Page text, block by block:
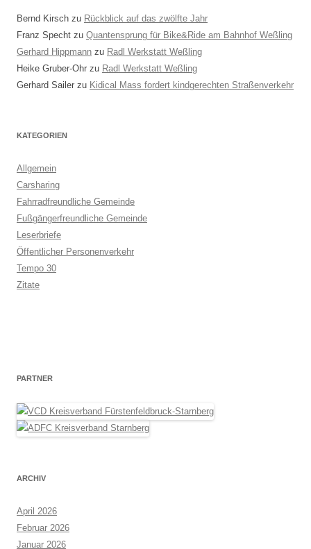
Bernd Kirsch zu Rückblick auf das zwölfte Jahr
Franz Specht zu Quantensprung für Bike&Ride am Bahnhof Weßling
Gerhard Hippmann zu Radl Werkstatt Weßling
Heike Gruber-Ohr zu Radl Werkstatt Weßling
Gerhard Sailer zu Kidical Mass fordert kindgerechten Straßenverkehr
KATEGORIEN
Allgemein
Carsharing
Fahrradfreundliche Gemeinde
Fußgängerfreundliche Gemeinde
Leserbriefe
Öffentlicher Personenverkehr
Tempo 30
Zitate
PARTNER
ARCHIV
April 2026
Februar 2026
Januar 2026